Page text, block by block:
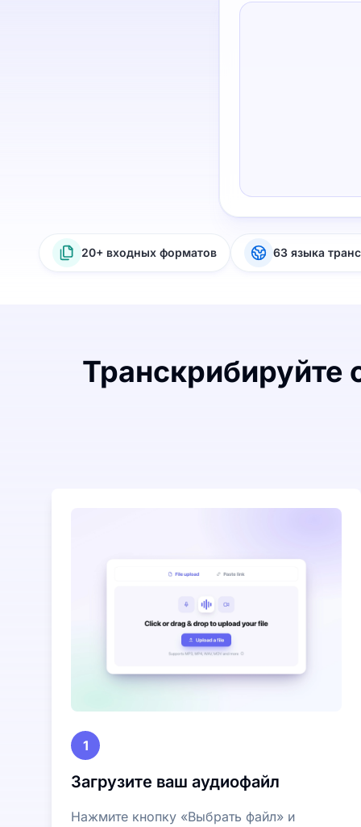
20+ входных форматов 63 языка
Транскрибируйте
1
Загрузите ваш аудиофайл
Нажмите кнопку «Выбрать файл» и